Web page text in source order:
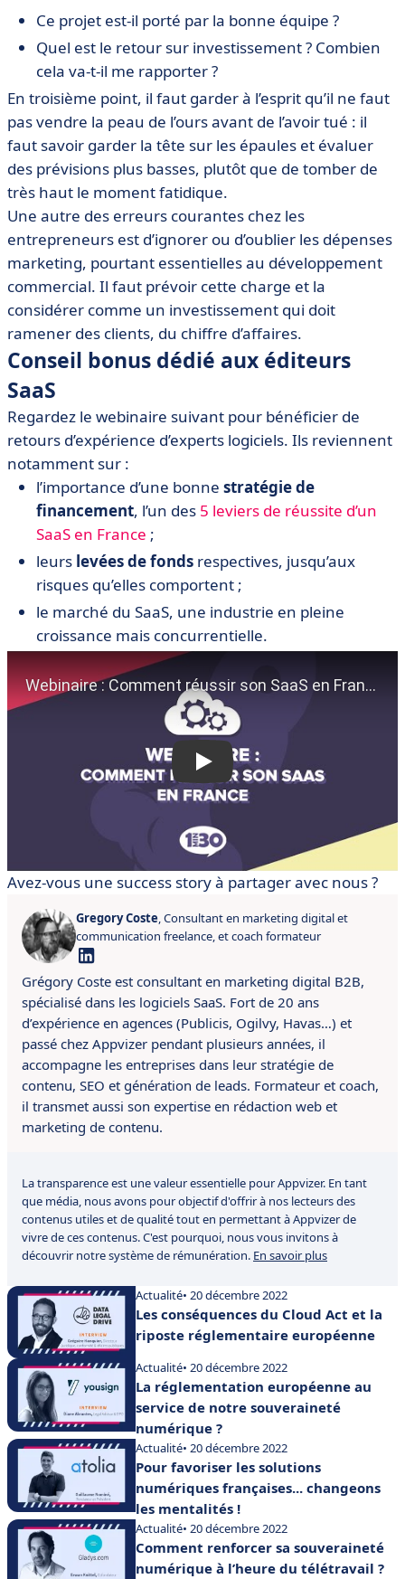
Ce projet est-il porté par la bonne équipe ?
Quel est le retour sur investissement ? Combien
cela va-t-il me rapporter ?
En troisième point, il faut garder à l’esprit qu’il ne faut
pas vendre la peau de l’ours avant de l’avoir tué : il
faut savoir garder la tête sur les épaules et évaluer
des prévisions plus basses, plutôt que de tomber de
très haut le moment fatidique.
Une autre des erreurs courantes chez les
entrepreneurs est d’ignorer ou d’oublier les dépenses
marketing, pourtant essentielles au développement
commercial. Il faut prévoir cette charge et la
considérer comme un investissement qui doit
ramener des clients, du chiffre d’affaires.
Conseil bonus dédié aux éditeurs
SaaS
Regardez le webinaire suivant pour bénéficier de
retours d’expérience d’experts logiciels. Ils reviennent
notamment sur :
l’importance d’une bonne stratégie de
financement, l’un des 5 leviers de réussite d’un
SaaS en France ;
leurs levées de fonds respectives, jusqu’aux
risques qu’elles comportent ;
le marché du SaaS, une industrie en pleine
croissance mais concurrentielle.
Avez-vous une success story à partager avec nous ?
Gregory Coste, Consultant en marketing digital et
communication freelance, et coach formateur
Grégory Coste est consultant en marketing digital B2B,
spécialisé dans les logiciels SaaS. Fort de 20 ans
d’expérience en agences (Publicis, Ogilvy, Havas…) et
passé chez Appvizer pendant plusieurs années, il
accompagne les entreprises dans leur stratégie de
contenu, SEO et génération de leads. Formateur et coach,
il transmet aussi son expertise en rédaction web et
marketing de contenu.
La transparence est une valeur essentielle pour Appvizer. En tant
que média, nous avons pour objectif d'offrir à nos lecteurs des
contenus utiles et de qualité tout en permettant à Appvizer de
vivre de ces contenus. C'est pourquoi, nous vous invitons à
découvrir notre système de rémunération. En savoir plus
Actualité• 20 décembre 2022
Les conséquences du Cloud Act et la
riposte réglementaire européenne
Actualité• 20 décembre 2022
La réglementation européenne au
service de notre souveraineté
numérique ?
Actualité• 20 décembre 2022
Pour favoriser les solutions
numériques françaises... changeons
les mentalités !
Actualité• 20 décembre 2022
Comment renforcer sa souveraineté
numérique à l’heure du télétravail ?